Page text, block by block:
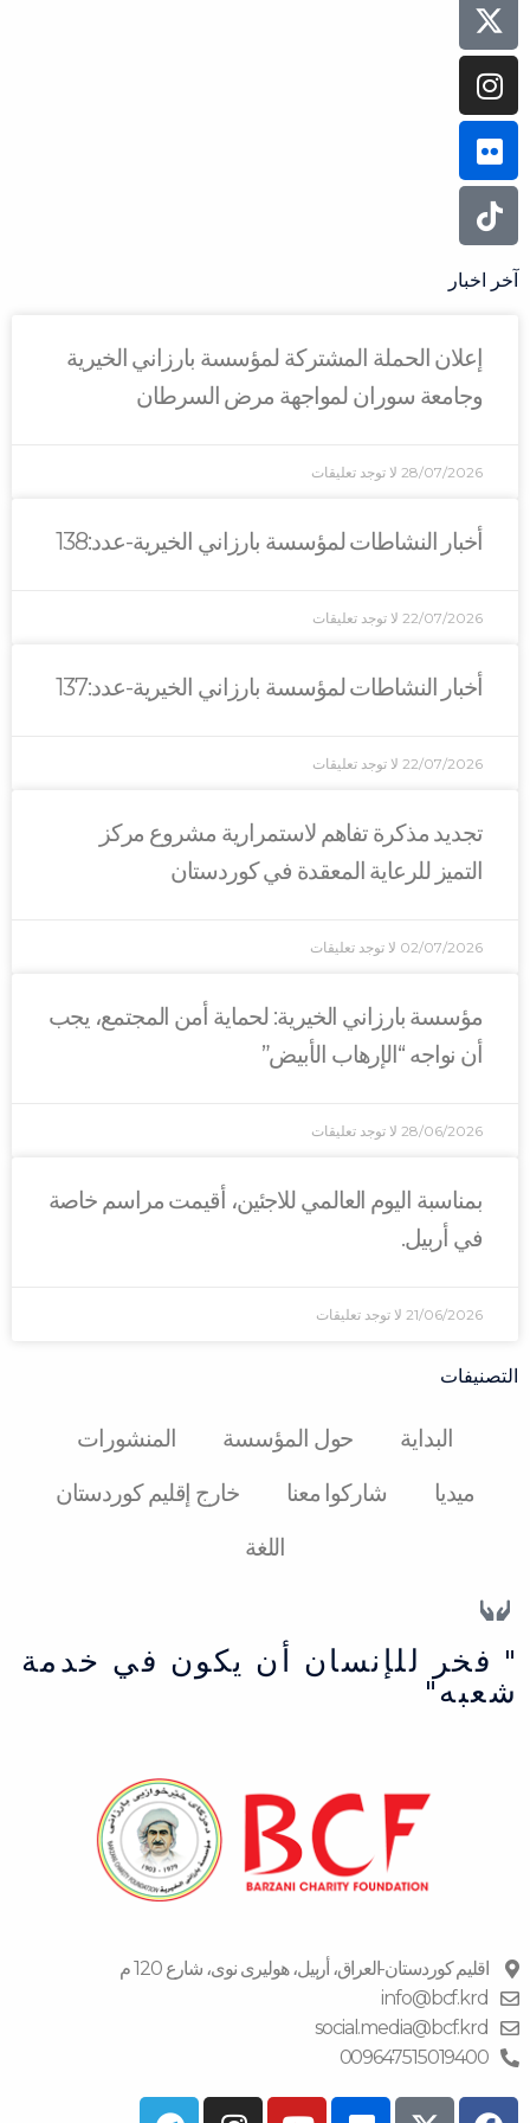
آخر اخبار
إعلان الحملة المشتركة لمؤسسة بارزاني الخيرية
وجامعة سوران لمواجهة مرض السرطان
28/07/2026 لا توجد تعليقات
أخبار النشاطات لمؤسسة بارزاني الخيرية-عدد:138
22/07/2026 لا توجد تعليقات
أخبار النشاطات لمؤسسة بارزاني الخيرية-عدد:137
22/07/2026 لا توجد تعليقات
تجديد مذكرة تفاهم لاستمرارية مشروع مركز
التميز للرعاية المعقدة في كوردستان
02/07/2026 لا توجد تعليقات
مؤسسة بارزاني الخيرية: لحماية أمن المجتمع، يجب
أن نواجه “الإرهاب الأبيض”
28/06/2026 لا توجد تعليقات
بمناسبة اليوم العالمي للاجئين، أقيمت مراسم خاصة
في أربيل.
21/06/2026 لا توجد تعليقات
التصنيفات
البدایة حول المؤسسة
المنشورات
میدیا
شارکوا معنا
خارج إقليم كوردستان
اللغة
" فخر للإنسان أن يكون في خدمة
شعبه"
اقلیم كوردستان-العراق، أربیل، هولیری نوی، شارع 120 م
info@bcf.krd
social.media@bcf.krd
009647515019400
F
F
Y
I
T